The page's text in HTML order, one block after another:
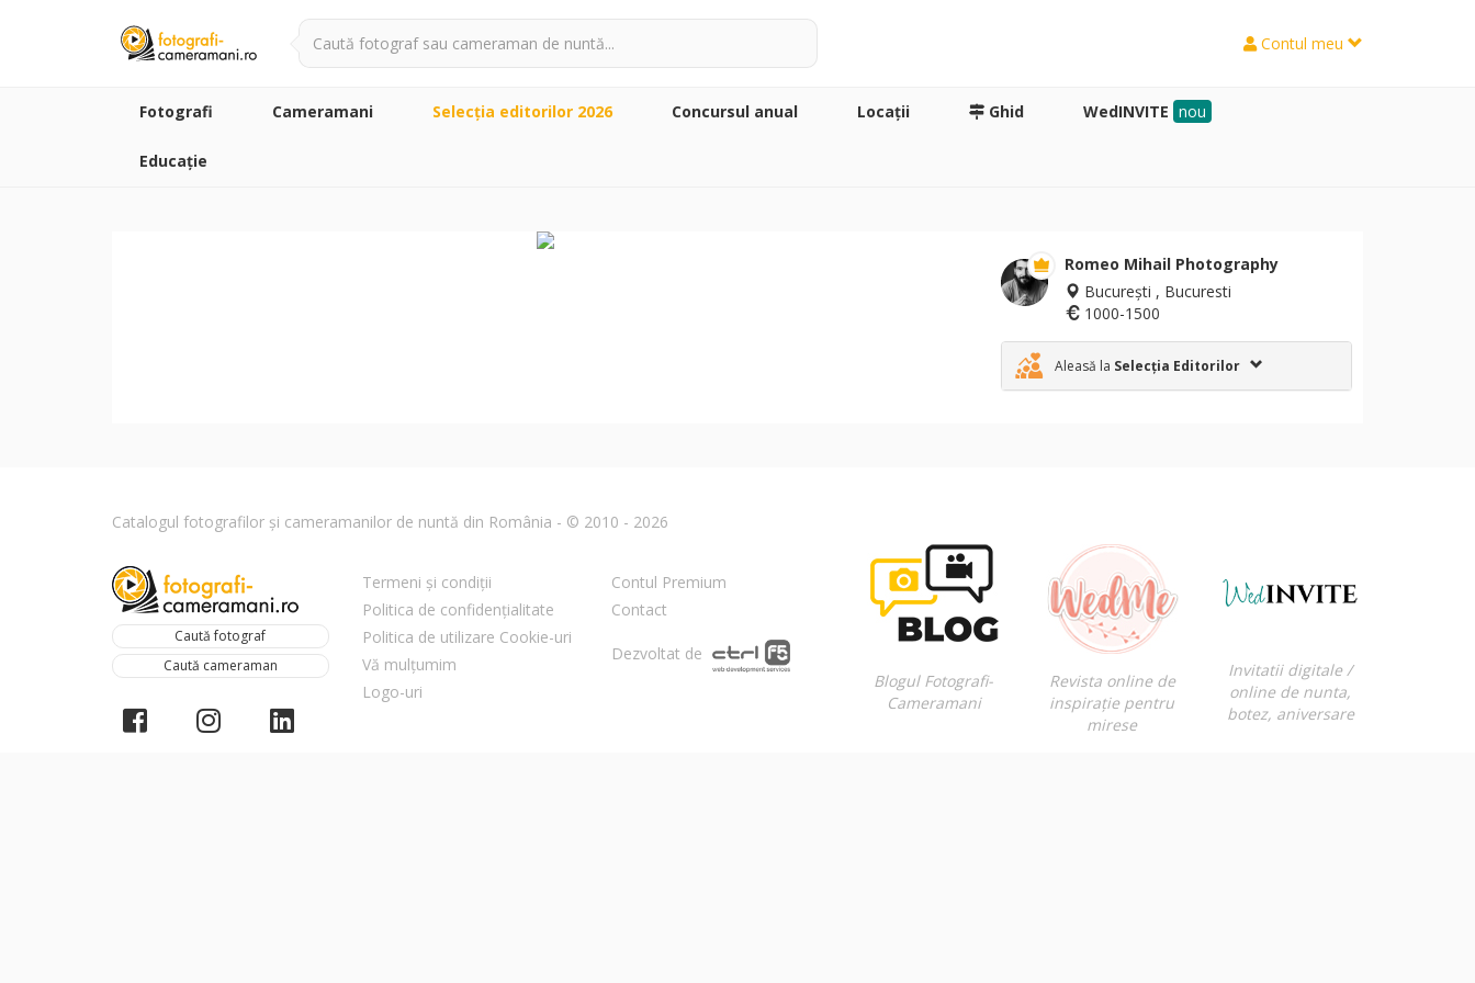
Contul meu
Fotografi Cameramani Selecţia editorilor 2026 Concursul anual Locaţii Ghid WedINVITE nou
Educație
Romeo Mihail Photography
București , Bucuresti
1000-1500
Aleasă la Selecția Editorilor
Catalogul fotografilor și cameramanilor de nuntă din România - © 2010 - 2026
Caută fotograf
Caută cameraman
Termeni și condiții
Politica de confidențialitate
Politica de utilizare Cookie-uri
Vă mulțumim
Logo-uri
Contul Premium
Contact
Dezvoltat de
Blogul Fotografi-
Cameramani
Revista online de
inspirație pentru
mirese
Invitatii digitale /
online de nunta,
botez, aniversare